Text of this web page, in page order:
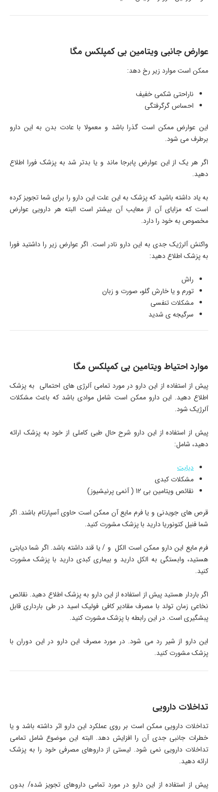
عوارض جانبی ویتامین بی کمپلکس مگا
ممکن است موارد زیر رخ دهد:
ناراحتی شکمی خفیف
احساس گرگرفتگی
این عوارض ممکن است گذرا باشد و معمولا با عادت بدن به این دارو
برطرف می شود.
اگر هر یک از این عوارض پابرجا ماند و یا بدتر شد به پزشک فورا اطلاع
دهید.
به یاد داشته باشید که پزشک به این علت این دارو را برای شما تجویز کرده
است که مزایای آن از معایب آن بیشتر است البته هر دارویی عوارض
مخصوص به خود را دارد.
واکنش آلرژیک جدی به این دارو نادر است. اگر عوارض زیر را داشتید فورا
به پزشک اطلاع دهید:
راش
تورم و یا خارش گلو، صورت و زبان
مشکلات تنفسی
سرگیجه ی شدید
موارد احتیاط ویتامین بی کمپلکس مگا
پیش از استفاده از این دارو در مورد تمامی آلرژی های احتمالی به پزشک
اطلاع دهید. این دارو ممکن است شامل موادی باشد که باعث مشکلات
آلرژیک شود.
پیش از استفاده از این دارو شرح حال طبی کاملی از خود به پزشک ارائه
دهید، شامل:
دیابت
مشکلات کبدی
نقائص ویتامین بی 12 ( آنمی پرنیشیوز)
قرص های جویدنی و یا فرم مایع آن ممکن است حاوی آسپارتام باشند. اگر
شما فنیل کتونوریا دارید با پزشک مشورت کنید.
فرم مایع این دارو ممکن است الکل و / یا قند داشته باشد. اگر شما دیابتی
هستید، وابستگی به الکل دارید و بیماری کبدی دارید با پزشک مشورت
کنید.
اگر باردار هستید پیش از استفاده از این دارو به پزشک اطلاع دهید. نقائص
نخاعی زمان تولد با مصرف مقادیر کافی فولیک اسید در طی بارداری قابل
پبشگیری است. در این رابطه با پزشک مشورت کنید.
این دارو از شیر رد می شود. در مورد مصرف این دارو در این دوران با
پزشک مشورت کنید.
تداخلات دارویی
تداخلات دارویی ممکن است بر روی عملکرد این دارو اثر داشته باشد و یا
خطرات جانبی جدی آن را افزایش دهد. البته این موضوع شامل تمامی
تداخلات دارویی نمی شود. لیستی از داروهای مصرفی خود را به پزشک
ارائه دهید.
پیش از استفاده از این دارو در مورد تمامی داروهای تجویز شده/ بدون